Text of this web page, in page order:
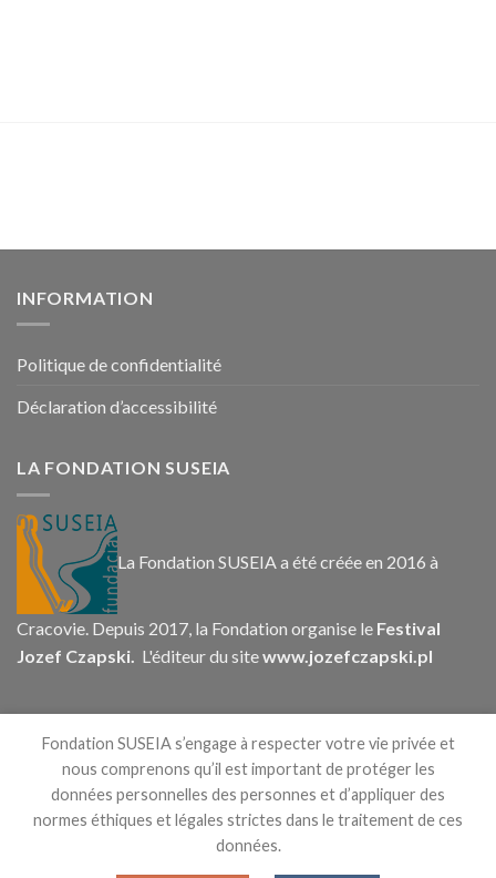
INFORMATION
Politique de confidentialité
Déclaration d’accessibilité
LA FONDATION SUSEIA
La Fondation SUSEIA a été créée en 2016 à
Cracovie. Depuis 2017, la Fondation organise le Festival
Jozef Czapski. L'éditeur du sitewww.jozefczapski.pl
CONTACT
Fondation SUSEIA s’engage à respecter votre vie privée et
nous comprenons qu’il est important de protéger les
données personnelles des personnes et d’appliquer des
normes éthiques et légales strictes dans le traitement de ces
données.